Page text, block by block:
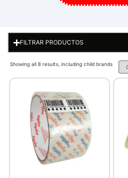
FILTRAR PRODUCTOS
Showing all 8 results, including child brands